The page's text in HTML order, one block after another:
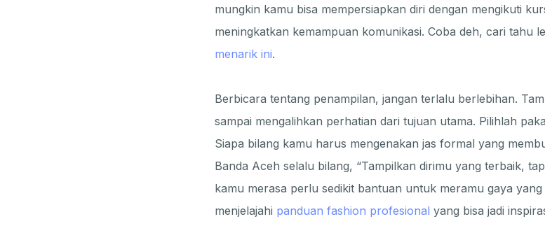
mungkin kamu bisa mempersiapkan diri dengan mengikuti
meningkatkan kemampuan komunikasi. Coba deh, cari tahu
menarik ini.
Berbicara tentang penampilan, jangan terlalu berlebihan.
sampai mengalihkan perhatian dari tujuan utama. Pilihlah
Siapa bilang kamu harus mengenakan jas formal yang
Banda Aceh selalu bilang, “Tampilkan dirimu yang terbaik,
kamu merasa perlu sedikit bantuan untuk meramu gaya
menjelajahi panduan fashion profesional yang bisa jadi